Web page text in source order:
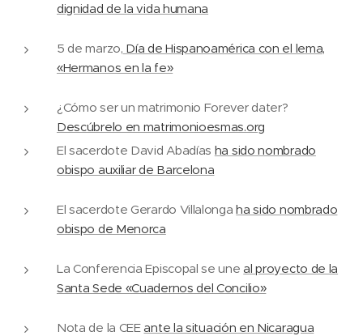
dignidad de la vida humana
5 de marzo, Día de Hispanoamérica con el lema,
«Hermanos en la fe»
¿Cómo ser un matrimonio Forever dater?
Descúbrelo en matrimonioesmas.org
El sacerdote David Abadías ha sido nombrado
obispo auxiliar de Barcelona
El sacerdote Gerardo Villalongaha sido nombrado
obispo de Menorca
La Conferencia Episcopal se uneal proyecto de la
Santa Sede «Cuadernos del Concilio»
Nota de la CEEante la situación en Nicaragua